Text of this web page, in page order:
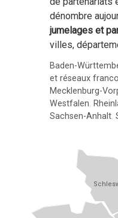
dénombre
jumelages et
villes,
Baden-
et réseaux
Mecklenburg-
Westfalen,
Sachsen-Anhalt,